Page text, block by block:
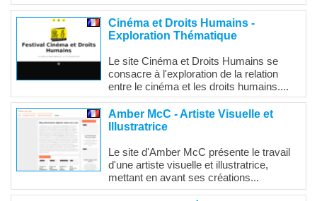
Cinéma et Droits Humains -
Exploration Thématique
Le site Cinéma et Droits Humains se
consacre à l'exploration de la relation
entre le cinéma et les droits humains....
Amber McC - Artiste Visuelle et
Illustratrice
Le site d'Amber McC présente le travail
d'une artiste visuelle et illustratrice,
mettant en avant ses créations...